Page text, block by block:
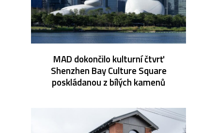
MAD dokončilo kulturní čtvrť
Shenzhen Bay Culture Square
poskládanou z bílých kamenů